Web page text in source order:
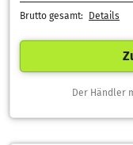
Brutto gesamt: Details
Der Händler